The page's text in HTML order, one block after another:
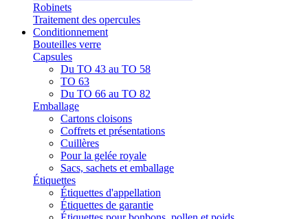
Robinets
Traitement des opercules
Conditionnement
Bouteilles verre
Capsules
Du TO 43 au TO 58
TO 63
Du TO 66 au TO 82
Emballage
Cartons cloisons
Coffrets et présentations
Cuillères
Pour la gelée royale
Sacs, sachets et emballage
Étiquettes
Étiquettes d'appellation
Étiquettes de garantie